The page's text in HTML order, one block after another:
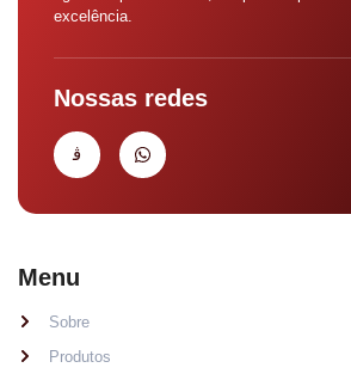
excelência.
Nossas redes
Menu
Sobre
Produtos